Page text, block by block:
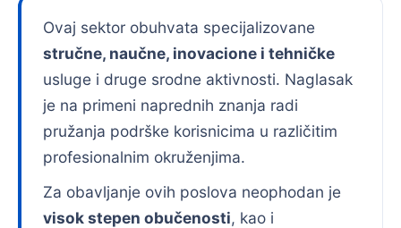
Ovaj sektor obuhvata specijalizovane
stručne, naučne, inovacione i tehničke
usluge i druge srodne aktivnosti. Naglasak
je na primeni naprednih znanja radi
pružanja podrške korisnicima u različitim
profesionalnim okruženjima.
Za obavljanje ovih poslova neophodan je
visok stepen obučenosti, kao i